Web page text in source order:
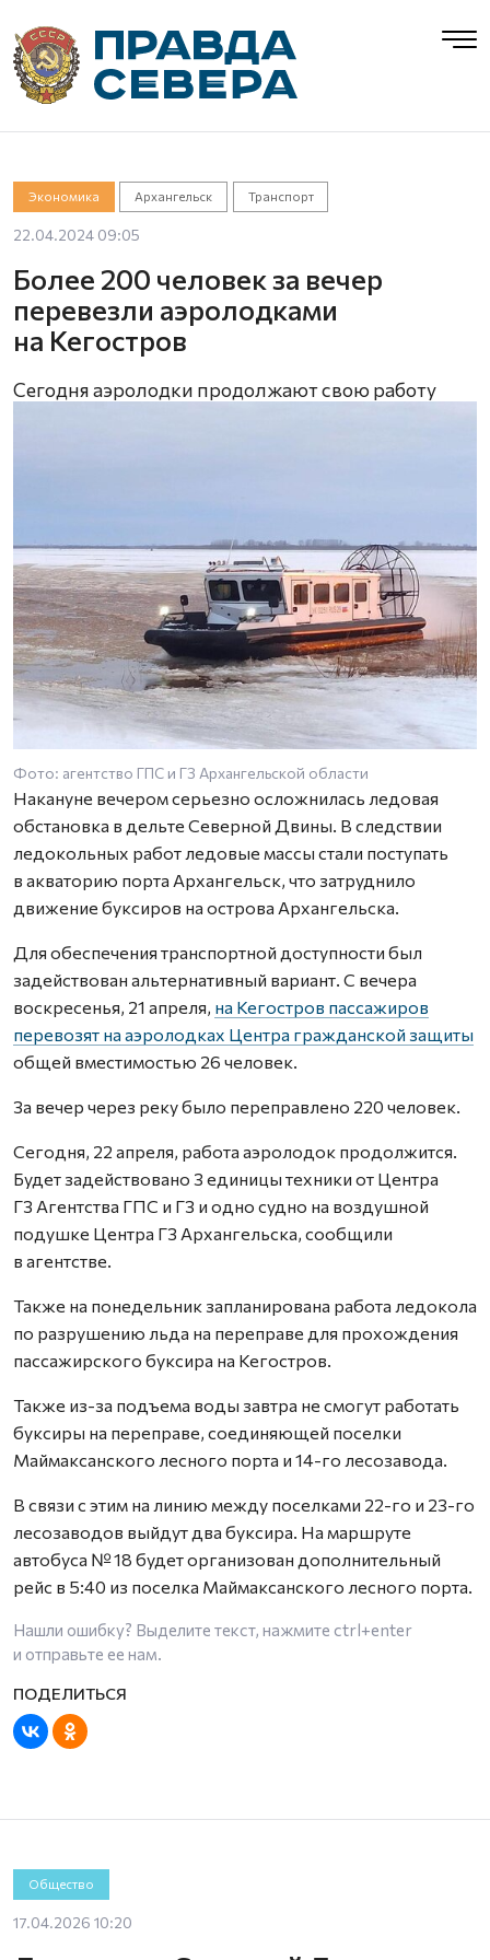
Экономика Архангельск Транспорт
22.04.2024 09:05
Более 200 человек за вечер
перевезли аэролодками
на Кегостров
Сегодня аэролодки продолжают свою работу
Фото: агентство ГПС и ГЗ Архангельской области
Накануне вечером серьезно осложнилась ледовая
обстановка в дельте Северной Двины. В следствии
ледокольных работ ледовые массы стали поступать
в акваторию порта Архангельск, что затруднило
движение буксиров на острова Архангельска.
Для обеспечения транспортной доступности был
задействован альтернативный вариант. С вечера
воскресенья, 21 апреля, на Кегостров пассажиров
перевозят на аэролодках Центра гражданской защиты
общей вместимостью 26 человек.
За вечер через реку было переправлено 220 человек.
Сегодня, 22 апреля, работа аэролодок продолжится.
Будет задействовано 3 единицы техники от Центра
ГЗ Агентства ГПС и ГЗ и одно судно на воздушной
подушке Центра ГЗ Архангельска, сообщили
в агентстве.
Также на понедельник запланирована работа ледокола
по разрушению льда на переправе для прохождения
пассажирского буксира на Кегостров.
Также из-за подъема воды завтра не смогут работать
буксиры на переправе, соединяющей поселки
Маймаксанского лесного порта и 14-го лесозавода.
В связи с этим на линию между поселками 22-го и 23-го
лесозаводов выйдут два буксира. На маршруте
автобуса № 18 будет организован дополнительный
рейс в 5:40 из поселка Маймаксанского лесного порта.
Нашли ошибку? Выделите текст, нажмите ctrl+enter
и отправьте ее нам.
Общество
17.04.2026 10:20